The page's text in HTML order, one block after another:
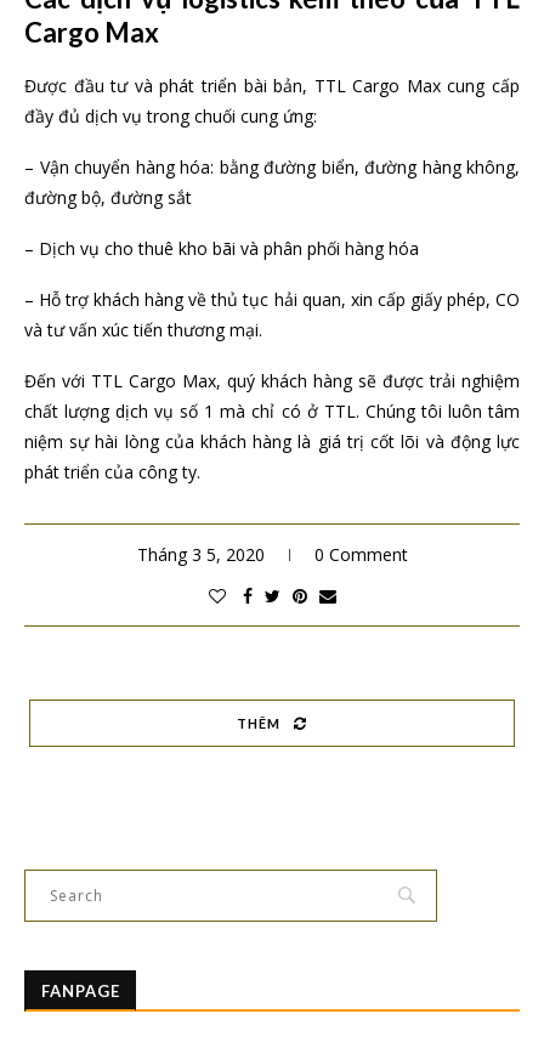
Cargo Max
Được đầu tư và phát triển bài bản, TTL Cargo Max cung cấp
đầy đủ dịch vụ trong chuối cung ứng:
– Vận chuyển hàng hóa: bằng đường biển, đường hàng không,
đường bộ, đường sắt
– Dịch vụ cho thuê kho bãi và phân phối hàng hóa
– Hỗ trợ khách hàng về thủ tục hải quan, xin cấp giấy phép, CO
và tư vấn xúc tiến thương mại.
Đến với TTL Cargo Max, quý khách hàng sẽ được trải nghiệm
chất lượng dịch vụ số 1 mà chỉ có ở TTL. Chúng tôi luôn tâm
niệm sự hài lòng của khách hàng là giá trị cốt lõi và động lực
phát triển của công ty.
Tháng 3 5, 2020 0 Comment
THÊM
FANPAGE